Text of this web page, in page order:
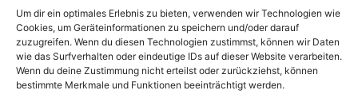
Um dir ein optimales Erlebnis zu bieten, verwenden wir Technologien wie
Cookies, um Geräteinformationen zu speichern und/oder darauf
zuzugreifen. Wenn du diesen Technologien zustimmst, können wir Daten
wie das Surfverhalten oder eindeutige IDs auf dieser Website verarbeiten.
Wenn du deine Zustimmung nicht erteilst oder zurückziehst, können
bestimmte Merkmale und Funktionen beeinträchtigt werden.
Kontakt
Cookie-Richtlinie (EU)